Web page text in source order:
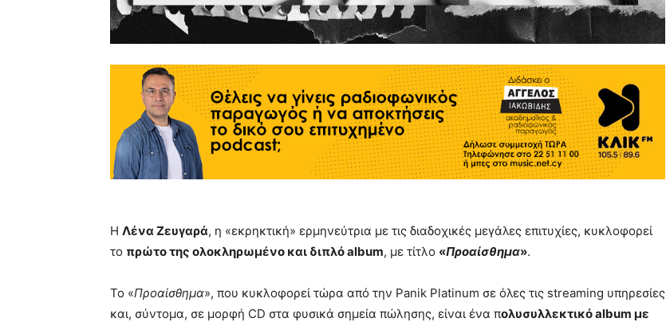
Η Λένα Ζευγαρά, η «εκρηκτική» ερμηνεύτρια με τις διαδοχικές μεγάλες επιτυχίες, κυκλοφορεί
το πρώτο της ολοκληρωμένο και διπλό album, με τίτλο «Προαίσθημα».
Το «Προαίσθημα», που κυκλοφορεί τώρα από την Panik Platinum σε όλες τις streaming υπηρεσίες
και, σύντομα, σε μορφή CD στα φυσικά σημεία πώλησης, είναι ένα πολυσυλλεκτικό album με